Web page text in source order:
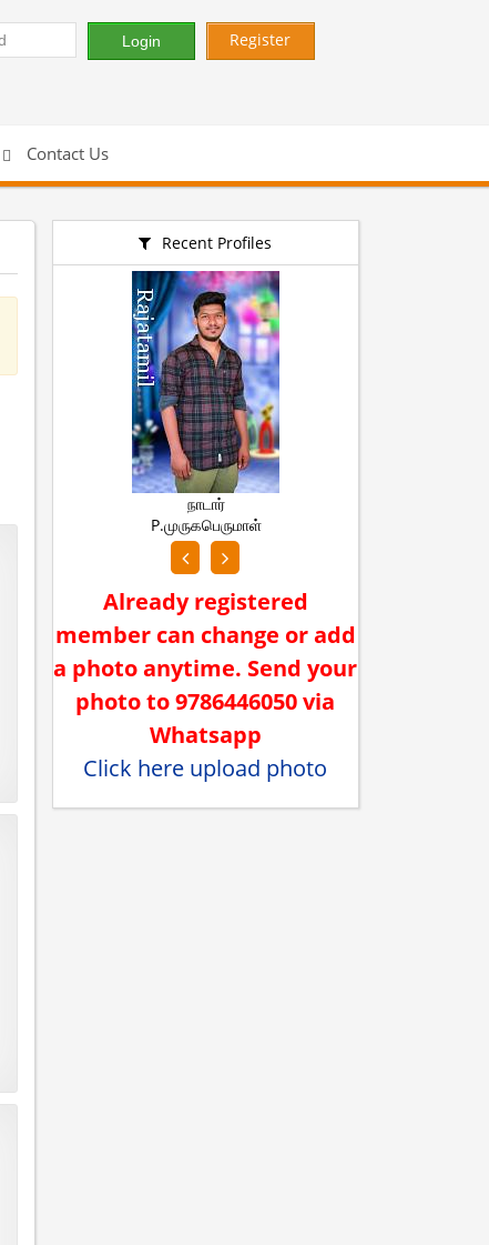
Register
Contact Us
Recent Profiles
நாடார்
S.கவிப்பிரியா
Already registered
member can change or add
a photo anytime. Send your
photo to 9786446050 via
Whatsapp
Click here upload photo